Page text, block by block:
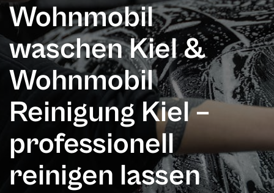
Wohnmobil
waschen Kiel &
Wohnmobil
Reinigung Kiel –
professionell
reinigen lassen